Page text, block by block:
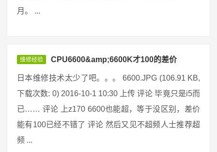
月。 ...
维修经验 CPU6600&amp;6600K才100的差价
日本维修技术太少了吧。。。 6600.JPG (106.91 KB,
下载次数: 0) 2016-10-1 10:30 上传 评论 毕竟只是i5而
已…… 评论 上z170 6600也能超，等于没区别，差价
能有100已经不错了 评论 然后又见不超频人士推荐超
频 ...